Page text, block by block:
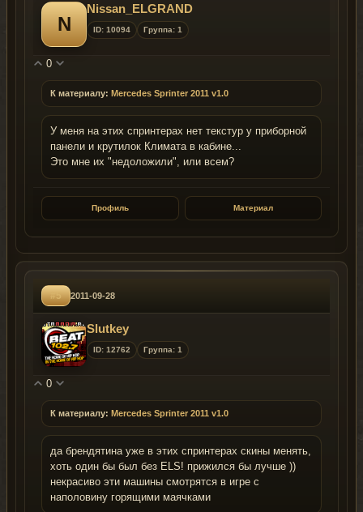
N
Nissan_ELGRAND
ID: 10094 Группа: 1
0
К материалу: Mercedes Sprinter 2011 v1.0
У меня на этих спринтерах нет текстур у приборной
панели и крутилок Климата в кабине...
Это мне их "недоложили", или всем?
Профиль Материал
#5 2011-09-28
Slutkey
ID: 12762 Группа: 1
0
К материалу: Mercedes Sprinter 2011 v1.0
да брендятина уже в этих спринтерах скины менять,
хоть один бы был без ELS! прижился бы лучше ))
некрасиво эти машины смотрятся в игре с
наполовину горящими маячками